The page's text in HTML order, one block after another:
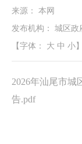
来源： 本网
发布机构： 城区政
【字体： 大 中 小 】
2026年汕尾市城
告.pdf